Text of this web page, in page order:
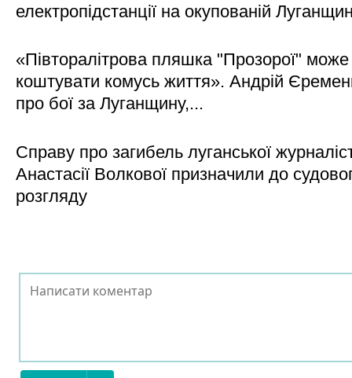
електропідстанції на окупованій
«Півторалітрова пляшка "Прозорої" може
коштувати комусь життя». Андрій
про бої за Луганщину,...
Справу про загибель луганської
Анастасії Волкової призначили до
розгляду